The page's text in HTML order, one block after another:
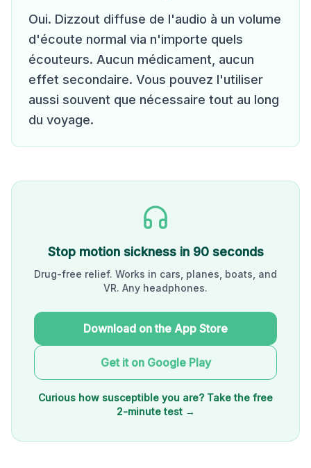
Oui. Dizzout diffuse de l'audio à un volume
d'écoute normal via n'importe quels
écouteurs. Aucun médicament, aucun
effet secondaire. Vous pouvez l'utiliser
aussi souvent que nécessaire tout au long
du voyage.
Stop motion sickness in 90 seconds
Drug-free relief. Works in cars, planes, boats, and
VR. Any headphones.
Download on the App Store
Get it on Google Play
Curious how susceptible you are? Take the free
2-minute test →